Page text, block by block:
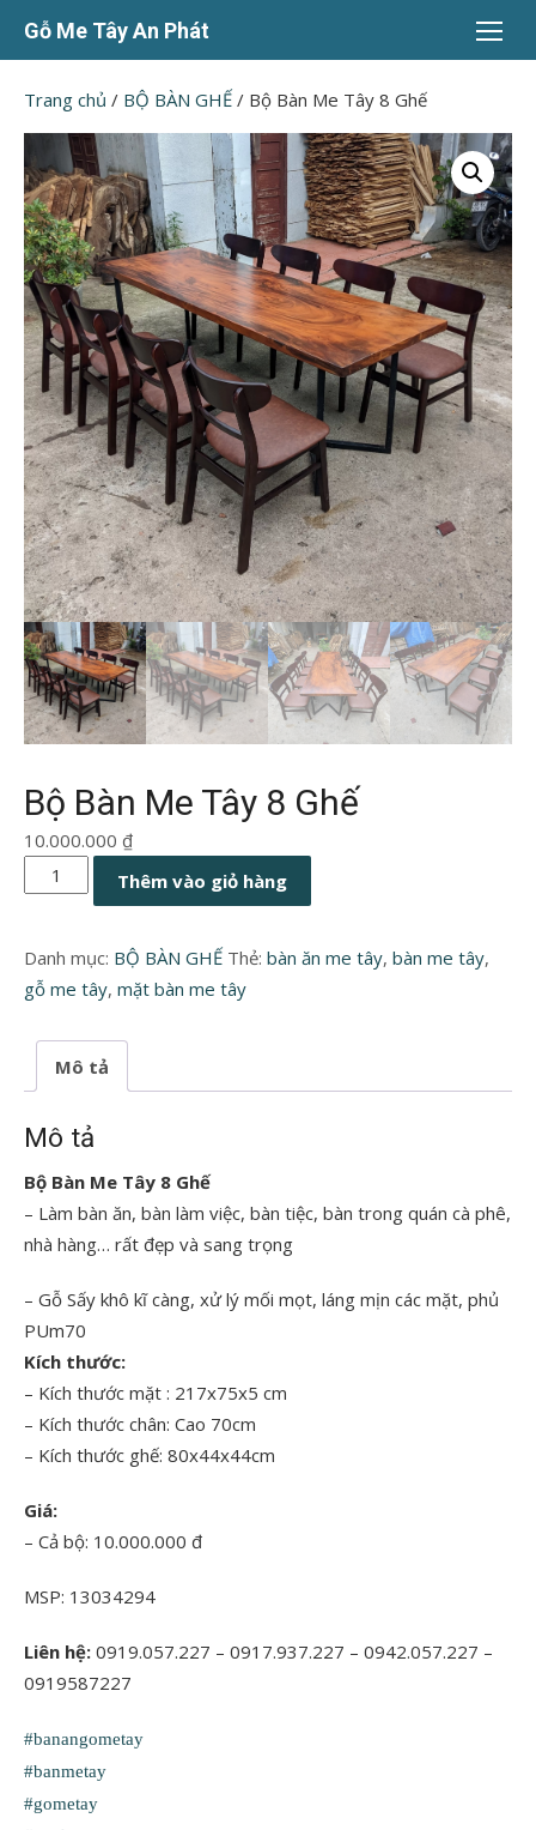
Chuyển
dung
Gỗ Me Tây An Phát
Trang chủ / BỘ BÀN GHẾ / Bộ Bàn Me Tây 8 Ghế
Bộ Bàn Me Tây 8 Ghế
10.000.000 ₫
Bàn
Tây
8
lượng
Thêm vào giỏ hàng
Danh mục: BỘ BÀN GHẾ Thẻ: bàn ăn me tây, bàn me tây,
gỗ me tây, mặt bàn me tây
Mô tả
Mô tả
Bộ Bàn Me Tây 8 Ghế
– Làm bàn ăn, bàn làm việc, bàn tiệc, bàn trong quán cà phê,
nhà hàng… rất đẹp và sang trọng
– Gỗ Sấy khô kĩ càng, xử lý mối mọt, láng mịn các mặt, phủ
PUm70
Kích thước:
– Kích thước mặt : 217x75x5 cm
– Kích thước chân: Cao 70cm
– Kích thước ghế: 80x44x44cm
Giá:
– Cả bộ: 10.000.000 đ
MSP: 13034294
Liên hệ: 0919.057.227 – 0917.937.227 – 0942.057.227 –
0919587227
#banangometay
#banmetay
#gometay